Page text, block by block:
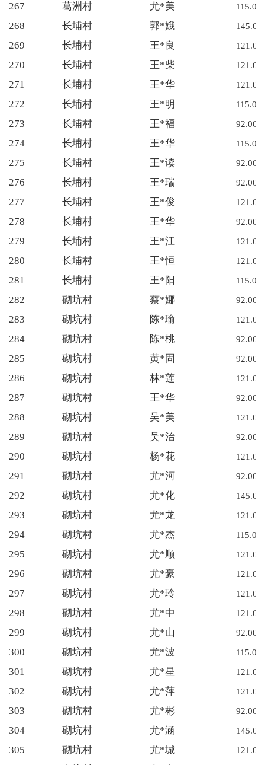
267 葛洲村 尤*美 115.00
268 长埔村 郭*娥 145.00
269 长埔村 王*良 121.00
270 长埔村 王*柴 121.00
271 长埔村 王*华 121.00
272 长埔村 王*明 115.00
273 长埔村 王*福 92.00
274 长埔村 王*华 115.00
275 长埔村 王*读 92.00
276 长埔村 王*瑞 92.00
277 长埔村 王*俊 121.00
278 长埔村 王*华 92.00
279 长埔村 王*江 121.00
280 长埔村 王*恒 121.00
281 长埔村 王*阳 115.00
282 砌坑村 蔡*娜 92.00
283 砌坑村 陈*瑜 121.00
284 砌坑村 陈*桃 92.00
285 砌坑村 黄*固 92.00
286 砌坑村 林*莲 121.00
287 砌坑村 王*华 92.00
288 砌坑村 吴*美 121.00
289 砌坑村 吴*治 92.00
290 砌坑村 杨*花 121.00
291 砌坑村 尤*河 92.00
292 砌坑村 尤*化 145.00
293 砌坑村 尤*龙 121.00
294 砌坑村 尤*杰 115.00
295 砌坑村 尤*顺 121.00
296 砌坑村 尤*豪 121.00
297 砌坑村 尤*玲 121.00
298 砌坑村 尤*中 121.00
299 砌坑村 尤*山 92.00
300 砌坑村 尤*波 115.00
301 砌坑村 尤*星 121.00
302 砌坑村 尤*萍 121.00
303 砌坑村 尤*彬 92.00
304 砌坑村 尤*涵 145.00
305 砌坑村 尤*城 121.00